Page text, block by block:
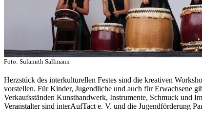
Foto: Sulamith Sallmann
Herzstück des interkulturellen Festes sind die kreativen
vorstellen. Für Kinder, Jugendliche und auch für Erwachsene
Verkaufsständen Kunsthandwerk, Instrumente, Schmuck und
Veranstalter sind interAufTact e. V. und die Jugendförderung